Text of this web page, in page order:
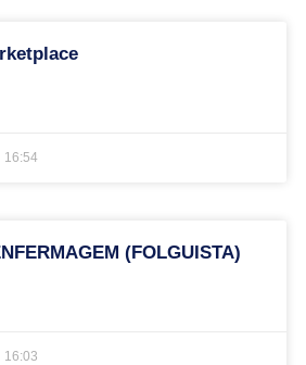
16:54
(FOLGUISTA)
16:03